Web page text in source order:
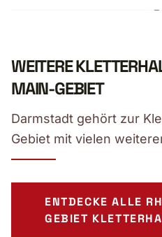
WEITERE
MAIN-GEBIET
Darmstadt gehört zur
Gebiet mit vielen
ENTDECKE ALLE
GEBIET